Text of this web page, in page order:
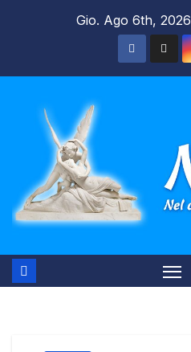
Gio. Ago 6th, 2026